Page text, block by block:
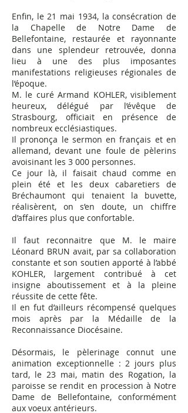
Enfin, le 21 mai 1934, la consécration de
la Chapelle de Notre Dame de
Bellefontaine, restaurée et rayonnante
dans une splendeur retrouvée, donna
lieu à une des plus imposantes
manifestations religieuses régionales de
l’époque.
M. le curé Armand KOHLER, visiblement
heureux, délégué par l’évêque de
Strasbourg, officiait en présence de
nombreux ecclésiastiques.
Il prononça le sermon en français et en
allemand, devant une foule de pèlerins
avoisinant les 3 000 personnes.
Ce jour là, il faisait chaud comme en
plein été et les deux cabaretiers de
Bréchaumont qui tenaient la buvette,
réalisèrent, on s’en doute, un chiffre
d’affaires plus que confortable.
Il faut reconnaitre que M. le maire
Léonard BRUN avait, par sa collaboration
constante et son soutien apporté à l’abbé
KOHLER, largement contribué à cet
insigne aboutissement et à la pleine
réussite de cette fête.
Il en fut d’ailleurs récompensé quelques
mois après par la Médaille de la
Reconnaissance Diocésaine.
Désormais, le pèlerinage connut une
animation exceptionnelle : 2 jours plus
tard, le 23 mai, matin des Rogation, la
paroisse se rendit en procession à Notre
Dame de Bellefontaine, conformément
aux voeux antérieurs.